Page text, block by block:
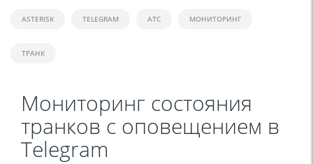
ASTERISK TELEGRAM АТС МОНИТОРИНГ
ТРАНК
Мониторинг состояния
транков с оповещением в
Telegram